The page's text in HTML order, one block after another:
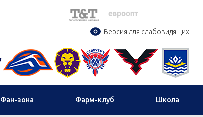
Версия для слабовидящих
Фан-зона Фарм-клуб Школа